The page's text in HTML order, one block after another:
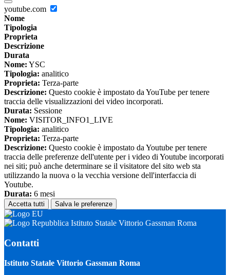
youtube.com
Nome
Tipologia
Proprieta
Descrizione
Durata
Nome: YSC
Tipologia: analitico
Proprieta: Terza-parte
Descrizione: Questo cookie è impostato da YouTube per tenere
traccia delle visualizzazioni dei video incorporati.
Durata: Sessione
Nome: VISITOR_INFO1_LIVE
Tipologia: analitico
Proprieta: Terza-parte
Descrizione: Questo cookie è impostato da Youtube per tenere
traccia delle preferenze dell'utente per i video di Youtube incorporati
nei siti; può anche determinare se il visitatore del sito web sta
utilizzando la nuova o la vecchia versione dell'interfaccia di
Youtube.
Durata: 6 mesi
Accetta tutti Salva le preferenze
Istituto Statale Vittorio Gassman Roma
Contatti
Istituto Statale Vittorio Gassman Roma